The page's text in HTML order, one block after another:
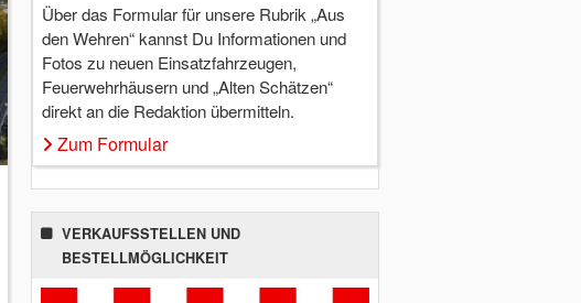
Über das Formular für unsere Rubrik „Aus
den Wehren“ kannst Du Informationen und
Fotos zu neuen Einsatzfahrzeugen,
Feuerwehrhäusern und „Alten Schätzen“
direkt an die Redaktion übermitteln.
Zum Formular
VERKAUFSSTELLEN UND
BESTELLMÖGLICHKEIT